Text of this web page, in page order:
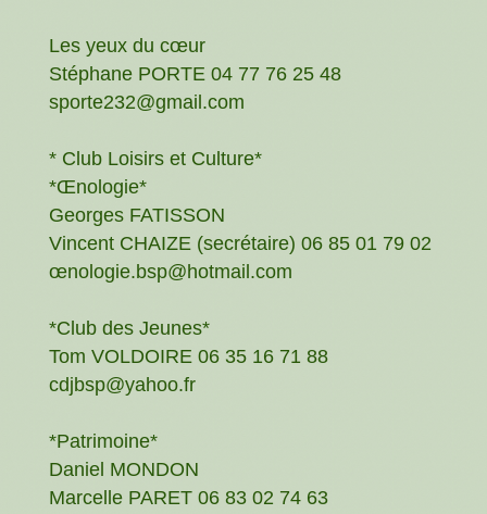
Les yeux du cœur
Stéphane PORTE 04 77 76 25 48
sporte232@gmail.com
* Club Loisirs et Culture*
*Œnologie*
Georges FATISSON
Vincent CHAIZE (secrétaire) 06 85 01 79 02
œnologie.bsp@hotmail.com
*Club des Jeunes*
Tom VOLDOIRE 06 35 16 71 88
cdjbsp@yahoo.fr
*Patrimoine*
Daniel MONDON
Marcelle PARET 06 83 02 74 63